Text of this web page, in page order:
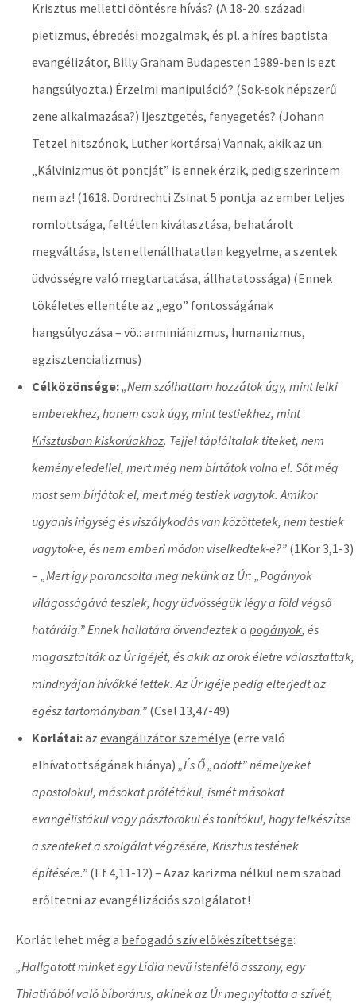
Krisztus melletti döntésre hívás? (A 18-20. századi
pietizmus, ébredési mozgalmak, és pl. a híres baptista
evangélizátor, Billy Graham Budapesten 1989-ben is ezt
hangsúlyozta.) Érzelmi manipuláció? (Sok-sok népszerű
zene alkalmazása?) Ijesztgetés, fenyegetés? (Johann
Tetzel hitszónok, Luther kortársa) Vannak, akik az un.
„Kálvinizmus öt pontját” is ennek érzik, pedig szerintem
nem az! (1618. Dordrechti Zsinat 5 pontja: az ember teljes
romlottsága, feltétlen kiválasztása, behatárolt
megváltása, Isten ellenállhatatlan kegyelme, a szentek
üdvösségre való megtartatása, állhatatossága) (Ennek
tökéletes ellentéte az „ego” fontosságának
hangsúlyozása – vö.: arminiánizmus, humanizmus,
egzisztencializmus)
Célközönsége:„Nem szólhattam hozzátok úgy, mint lelki
emberekhez, hanem csak úgy, mint testiekhez, mint
Krisztusban kiskorúakhoz. Tejjel tápláltalak titeket, nem
kemény eledellel, mert még nem bírtátok volna el. Sőt még
most sem bírjátok el, mert még testiek vagytok. Amikor
ugyanis irigység és viszálykodás van közöttetek, nem testiek
vagytok-e, és nem emberi módon viselkedtek-e?” (1Kor 3,1-3)
– „Mert így parancsolta meg nekünk az Úr: „Pogányok
világosságává teszlek, hogy üdvösségük légy a föld végső
határáig.” Ennek hallatára örvendeztek a pogányok, és
magasztalták az Úr igéjét, és akik az örök életre választattak,
mindnyájan hívőkké lettek. Az Úr igéje pedig elterjedt az
egész tartományban.” (Csel 13,47-49)
Korlátai:az evangálizátor személye (erre való
elhívatottságának hiánya) „És Ő „adott” némelyeket
apostolokul, másokat prófétákul, ismét másokat
evangélistákul vagy pásztorokul és tanítókul, hogy felkészítse
a szenteket a szolgálat végzésére, Krisztus testének
építésére.” (Ef 4,11-12) – Azaz karizma nélkül nem szabad
erőltetni az evangélizációs szolgálatot!
Korlát lehet még a befogadó szív előkészítettsége:
„Hallgatott minket egy Lídia nevű istenfélő asszony, egy
Thiatirából való bíborárus, akinek az Úr megnyitotta a szívét,